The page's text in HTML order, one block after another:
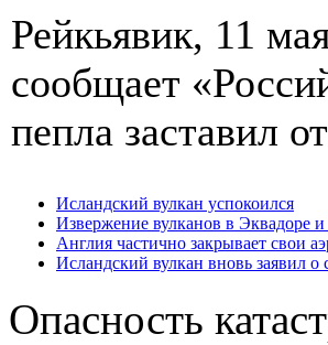
Рейкьявик, 11
сообщает
пепла заставил
Исландский вулкан успокоился
Извержение вулканов в Эквадоре
Англия частично закрывает свои
Исландский вулкан вновь заявил
Опасность